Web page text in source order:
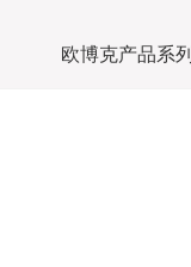
欧博克产品系列